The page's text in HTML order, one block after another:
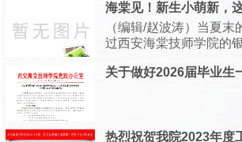
藏在学长学姐志
他们用“几千次抬
（编辑/赵波涛）当夏末
过西安海棠技师学院的
璃...
关于做好2026届毕业生
热烈祝贺我院2023年度